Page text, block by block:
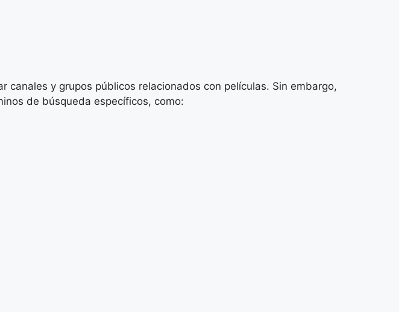
y grupos públicos relacionados con películas. Sin embargo,
de búsqueda específicos, como: